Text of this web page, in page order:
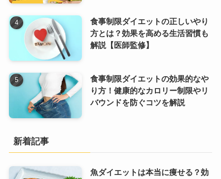
食事制限ダイエットの正しいやり
方とは？効果を高める生活習慣も
解説【医師監修】
食事制限ダイエットの効果的なや
り方！健康的なカロリー制限やリ
バウンドを防ぐコツを解説
新着記事
魚ダイエットは本当に痩せる？効